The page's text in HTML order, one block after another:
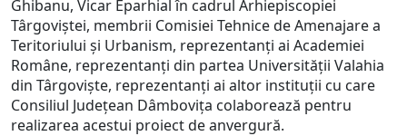
Ghibanu, Vicar Eparhial în cadrul Arhiepiscopiei
Târgoviștei, membrii Comisiei Tehnice de Amenajare a
Teritoriului și Urbanism, reprezentanți ai Academiei
Române, reprezentanți din partea Universității Valahia
din Târgoviște, reprezentanți ai altor instituții cu care
Consiliul Județean Dâmbovița colaborează pentru
realizarea acestui proiect de anvergură.